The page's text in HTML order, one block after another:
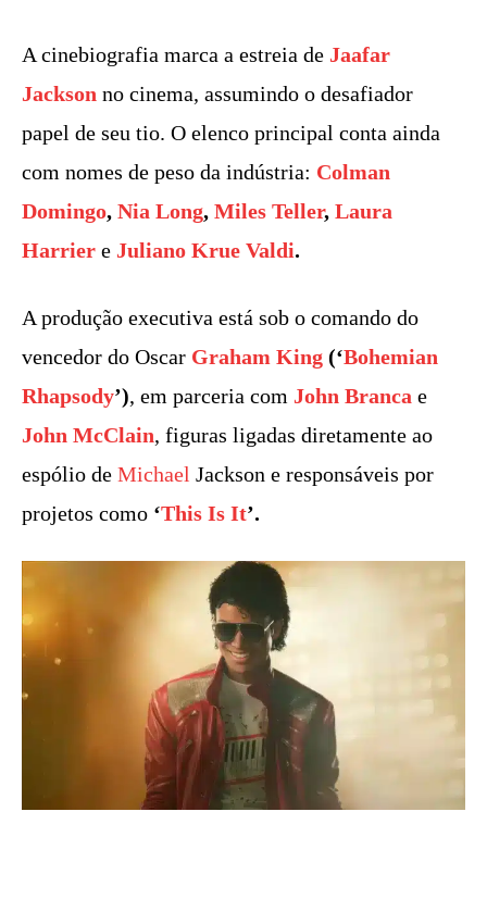
A cinebiografia marca a estreia de Jaafar
Jackson no cinema, assumindo o desafiador
papel de seu tio. O elenco principal conta ainda
com nomes de peso da indústria: Colman
Domingo, Nia Long, Miles Teller, Laura
Harrier e Juliano Krue Valdi.
A produção executiva está sob o comando do
vencedor do Oscar Graham King (‘Bohemian
Rhapsody’), em parceria com John Branca e
John McClain, figuras ligadas diretamente ao
espólio de Michael Jackson e responsáveis por
projetos como ‘This Is It’.